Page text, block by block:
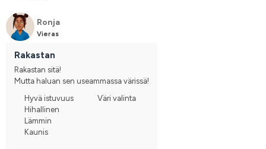
Ronja
Vieras
Rakastan
Rakastan sitä!
Mutta haluan sen useammassa värissä!
Hyvä istuvuus
Hihallinen
Lämmin
Kaunis
Väri valinta